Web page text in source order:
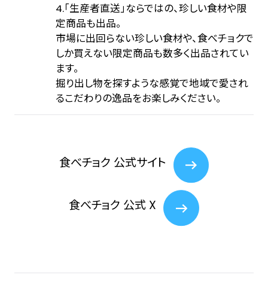
4.「生産者直送」ならではの、珍しい食材や限
定商品も出品。
市場に出回らない珍しい食材や、食べチョクで
しか買えない限定商品も数多く出品されてい
ます。
掘り出し物を探すような感覚で地域で愛され
るこだわりの逸品をお楽しみください。
⾷べチョク 公式サイト
⾷べチョク 公式 X